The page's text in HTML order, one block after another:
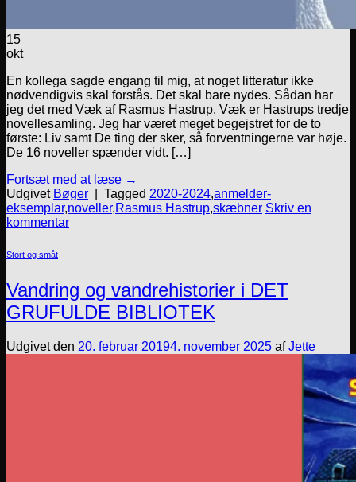
15
okt
En kollega sagde engang til mig, at noget litteratur ikke
nødvendigvis skal forstås. Det skal bare nydes. Sådan har
jeg det med Væk af Rasmus Hastrup. Væk er Hastrups tredje
novellesamling. Jeg har været meget begejstret for de to
første: Liv samt De ting der sker, så forventningerne var høje.
De 16 noveller spænder vidt. […]
Fortsæt med at læse →
Udgivet Bøger Tagged 2020-2024,anmelder-
eksemplar,noveller,Rasmus Hastrup,skæbner Skriv en
kommentar
Stort og småt
Vandring og vandrehistorier i DET
GRUFULDE BIBLIOTEK
Udgivet den 20. februar 20194. november 2025 afJette